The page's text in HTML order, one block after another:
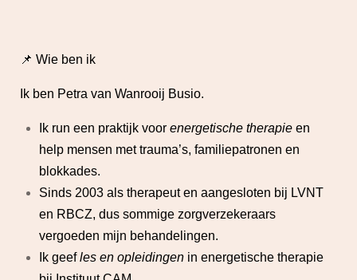
📌 Wie ben ik
Ik ben Petra van Wanrooij Busio.
Ik run een praktijk voor energetische therapie en
help mensen met trauma’s, familiepatronen en
blokkades.
Sinds 2003 als therapeut en aangesloten bij LVNT
en RBCZ, dus sommige zorgverzekeraars
vergoeden mijn behandelingen.
Ik geefles en opleidingen in energetische therapie